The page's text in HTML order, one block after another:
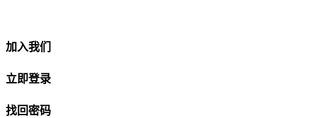
加入我们
立即登录
找回密码